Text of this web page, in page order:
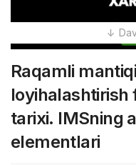
Raqamli
loyihalashtirish
tarixi. IMSning
elementlari